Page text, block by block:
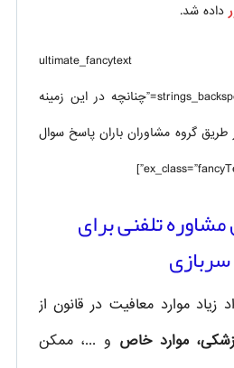
داده شد.
[ultimate_fancytext
strings_backspeed=”0″ fancytext_strings=”چنانچه در این زمینه
طریق گروه مشاوران باران پاسخ سوال
تلفنی برای
زیاد موارد معافیت در قانون از
موارد خاص و ...، ممکن